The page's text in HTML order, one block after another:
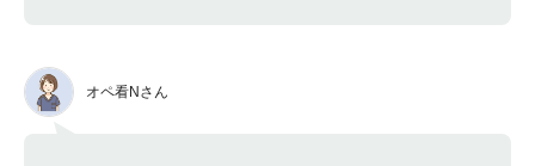
オペ看Nさん